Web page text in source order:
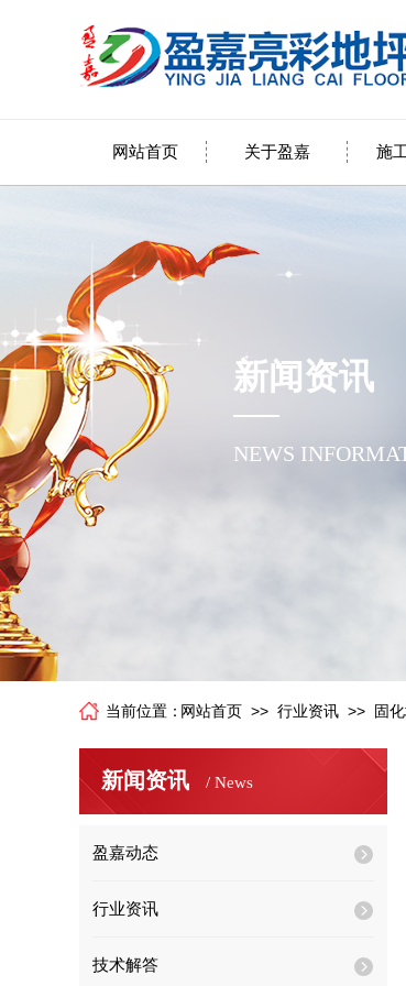
网站首页 关于盈嘉 施
新闻资讯
NEWS
当前位置： 网站首页 >> 行业资讯 >> 固
新闻资讯 / News
盈嘉动态
行业资讯
技术解答